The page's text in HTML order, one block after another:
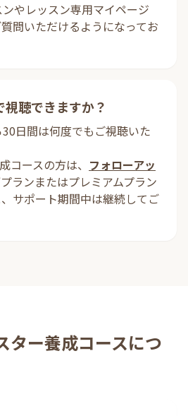
やレッスン専用マイページ
問いただけるようになってお
聴できますか？
日間は何度でもご視聴いた
コースの方は、 フォローアッ
ランまたはプレミアムプラン
サポート期間中は継続してご
ター養成コースにつ